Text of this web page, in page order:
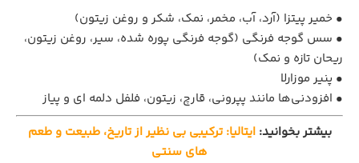
• خمیر پیتزا (آرد، آب، مخمر، نمک، شکر و روغن زیتون)
• سس گوجه‌ فرنگی (گوجه ‌فرنگی پوره ‌شده، سیر، روغن زیتون،
ریحان تازه و نمک)
• پنیر موزارلا
• افزودنی‌ها مانند پپرونی، قارچ، زیتون، فلفل دلمه‌ ای و پیاز
بیشتر بخوانید:ایتالیا: ترکیبی بی نظیر از تاریخ، طبیعت و طعم
های سنتی